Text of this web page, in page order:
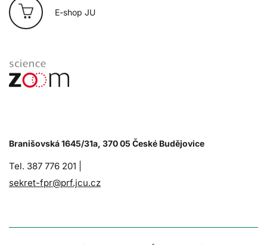
E-shop JU
Branišovská 1645/31a, 370 05 České Budějovice
Tel. 387 776 201 |
sekret-fpr@prf.jcu.cz